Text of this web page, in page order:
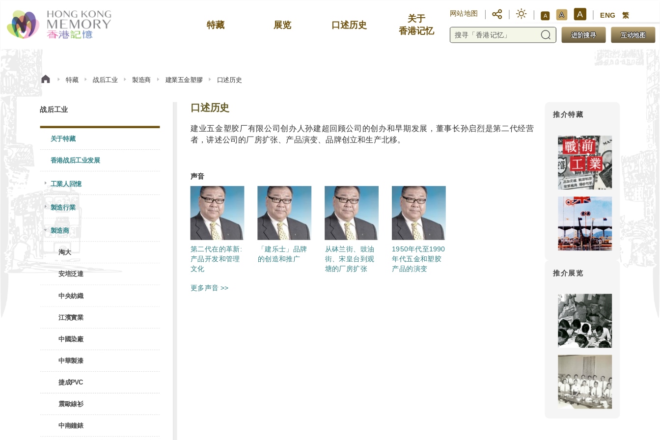
特藏 展览 口述历史
关于
香港记忆
网站地图 A A A ENG 繁
进阶搜寻 互动地图
特藏 战后工业 製造商 建業五金塑膠 口述历史
战后工业
关于特藏
香港战后工业发展
工業人回憶
製造行業
製造商
淘大
安培泛達
中央紡織
江濱實業
中國染廠
中華製漆
捷成PVC
震歐線衫
中南鐘錶
口述历史
建业五金塑胶厂有限公司创办人孙建超回顾公司的创办和早期发展，董事长孙启烈是第二代经营
者，讲述公司的厂房扩张、产品演变、品牌创立和生产北移。
声音
第二代在的革新:
产品开发和管理
文化
「建乐士」品牌
的创造和推广
从砵兰街、豉油
街、宋皇台到观
塘的厂房扩张
1950年代至1990
年代五金和塑胶
产品的演变
更多声音 >>
推介特藏
推介展览